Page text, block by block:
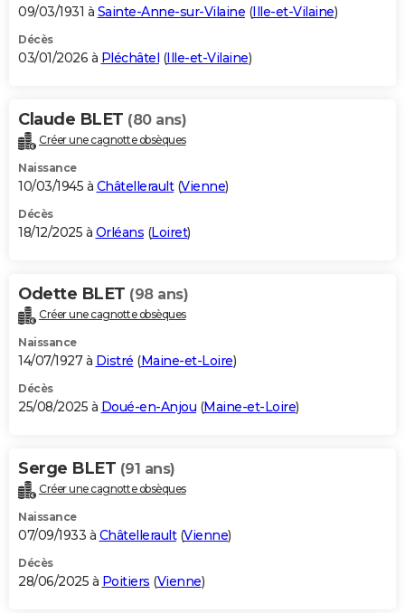
09/03/1931 à Sainte-Anne-sur-Vilaine (Ille-et-Vilaine)
Décès
03/01/2026 à Pléchâtel (Ille-et-Vilaine)
Claude BLET (80 ans)
Créer une cagnotte obsèques
Naissance
10/03/1945 à Châtellerault(Vienne)
Décès
18/12/2025 à Orléans (Loiret)
Odette BLET (98 ans)
Créer une cagnotte obsèques
Naissance
14/07/1927 à Distré (Maine-et-Loire)
Décès
25/08/2025 à Doué-en-Anjou (Maine-et-Loire)
Serge BLET (91 ans)
Créer une cagnotte obsèques
Naissance
07/09/1933 à Châtellerault(Vienne)
Décès
28/06/2025 à Poitiers (Vienne)